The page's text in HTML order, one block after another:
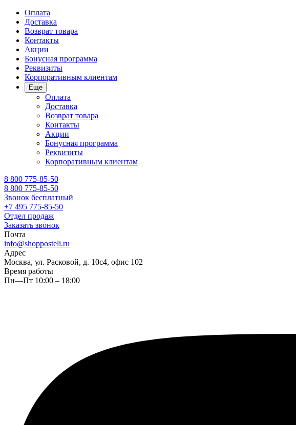
Оплата
Доставка
Возврат товара
Контакты
Акции
Бонусная программа
Реквизиты
Корпоративным клиентам
Еще
Оплата
Доставка
Возврат товара
Контакты
Акции
Бонусная программа
Реквизиты
Корпоративным клиентам
8 800 775-85-50
8 800 775-85-50
Звонок бесплатный
+7 495 775-85-50
Отдел продаж
Заказать звонок
Почта
info@shopposteli.ru
Адрес
Москва, ул. Расковой, д. 10с4, офис 102
Время работы
Пн—Пт 10:00 – 18:00